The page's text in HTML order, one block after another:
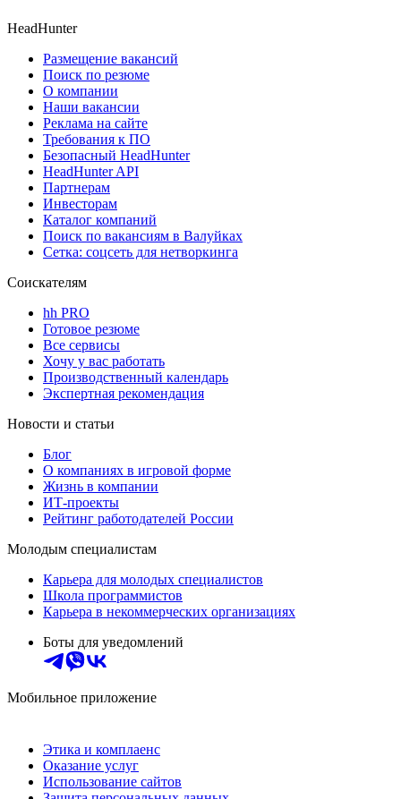
HeadHunter
Размещение вакансий
Поиск по резюме
О компании
Наши вакансии
Реклама на сайте
Требования к ПО
Безопасный HeadHunter
HeadHunter API
Партнерам
Инвесторам
Каталог компаний
Поиск по вакансиям в Валуйках
Сетка: соцсеть для нетворкинга
Соискателям
hh PRO
Готовое резюме
Все сервисы
Хочу у вас работать
Производственный календарь
Экспертная рекомендация
Новости и статьи
Блог
О компаниях в игровой форме
Жизнь в компании
ИТ-проекты
Рейтинг работодателей России
Молодым специалистам
Карьера для молодых специалистов
Школа программистов
Карьера в некоммерческих организациях
Боты для уведомлений
Мобильное приложение
Этика и комплаенс
Оказание услуг
Использование сайтов